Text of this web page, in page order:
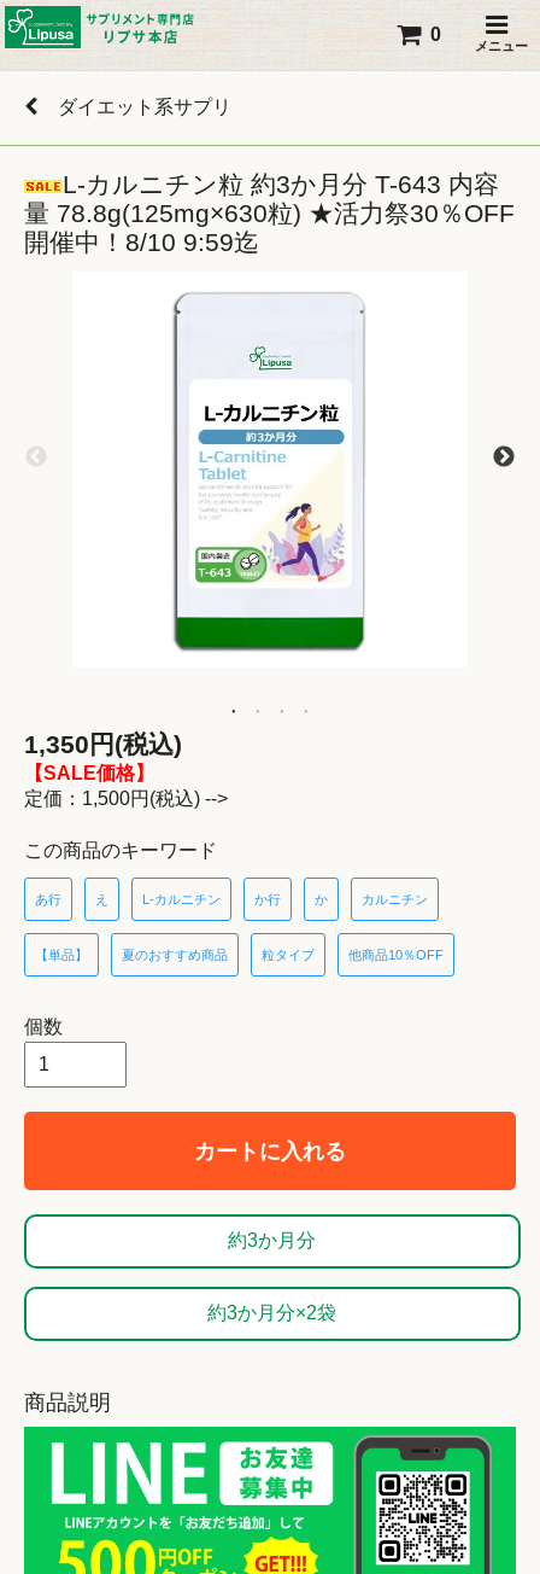
メニュー
0
ダイエット系サプリ
L-カルニチン粒 約3か月分 T-643 内容
量 78.8g(125mg×630粒) ★活力祭30％OFF
開催中！8/10 9:59迄
1,350円(税込)
【SALE価格】
定価：1,500円(税込) -->
この商品のキーワード
あ行 え L-カルニチン か行 か カルニチン
【単品】 夏のおすすめ商品 粒タイプ 他商品10％OFF
個数
カートに入れる
約3か月分
約3か月分×2袋
商品説明